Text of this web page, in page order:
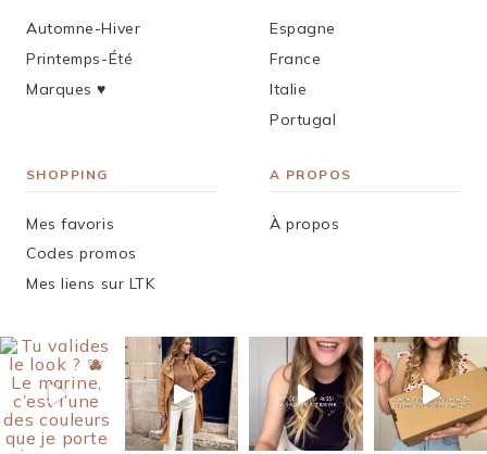
Automne-Hiver
Printemps-Été
Marques ♥︎
Espagne
France
Italie
Portugal
SHOPPING
Mes favoris
Codes promos
Mes liens sur LTK
A PROPOS
À propos